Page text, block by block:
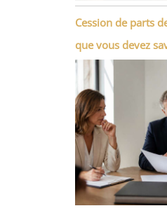
Cession de parts
que vous devez